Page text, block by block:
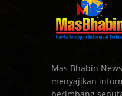
Mas Bhabin
menyajikan